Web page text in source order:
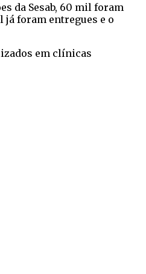
da Sesab, 60 mil foram
já foram entregues e o
em clínicas